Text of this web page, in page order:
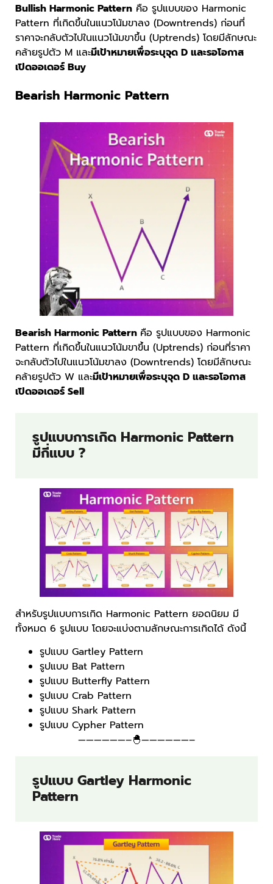
Bullish Harmonic Pattern คือ รูปแบบของ Harmonic
Pattern ที่เกิดขึ้นในแนวโน้มขาลง (Downtrends) ก่อนที่
ราคาจะกลับตัวไปในแนวโน้มขาขึ้น (Uptrends) โดยมีลักษณะ
คล้ายรูปตัว M และมีเป้าหมายเพื่อระบุจุด D และรอโอกาส
เปิดออเดอร์ Buy
Bearish Harmonic Pattern
Bearish Harmonic Pattern คือ รูปแบบของ Harmonic
Pattern ที่เกิดขึ้นในแนวโน้มขาขึ้น (Uptrends) ก่อนที่ราคา
จะกลับตัวไปในแนวโน้มขาลง (Downtrends) โดยมีลักษณะ
คล้ายรูปตัว W และมีเป้าหมายเพื่อระบุจุด D และรอโอกาส
เปิดออเดอร์ Sell
รูปแบบการเกิด Harmonic Pattern
มีกี่แบบ ?
สำหรับรูปแบบการเกิด Harmonic Pattern ยอดนิยม มี
ทั้งหมด 6 รูปแบบ โดยจะแบ่งตามลักษณะการเกิดได้ ดังนี้
รูปแบบ Gartley Pattern
รูปแบบ Bat Pattern
รูปแบบ Butterfly Pattern
รูปแบบ Crab Pattern
รูปแบบ Shark Pattern
รูปแบบ Cypher Pattern
——————–🐣——————–
รูปแบบ Gartley Harmonic
Pattern